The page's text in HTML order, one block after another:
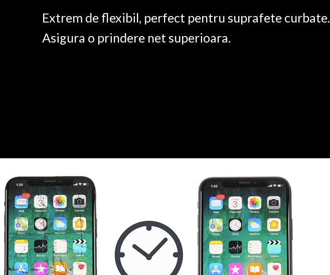
Extrem de flexibil, perfect pentru suprafete curbate.
Asigura o prindere net superioara.